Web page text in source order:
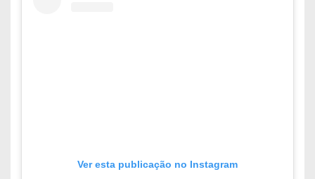
Ver esta publicação no Instagram